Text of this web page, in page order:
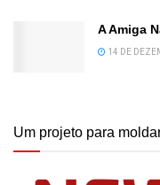
A Amiga
14 DE
Um projeto para